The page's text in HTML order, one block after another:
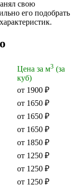
свою
его подобрать
Цена за м3 (за
куб)
от 1900 ₽
от 1650 ₽
от 1650 ₽
от 1650 ₽
от 1850 ₽
от 1250 ₽
от 1250 ₽
от 1250 ₽